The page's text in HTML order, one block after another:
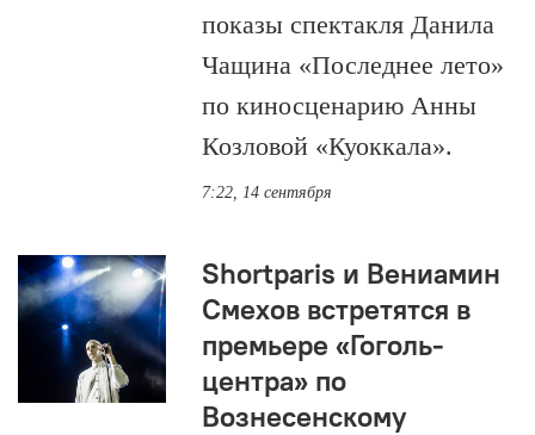
показы спектакля Данила
Чащина «Последнее лето»
по киносценарию Анны
Козловой «Куоккала».
7:22, 14 сентября
Shortparis и Вениамин
Смехов встретятся в
премьере «Гоголь-
центра» по
Вознесенскому